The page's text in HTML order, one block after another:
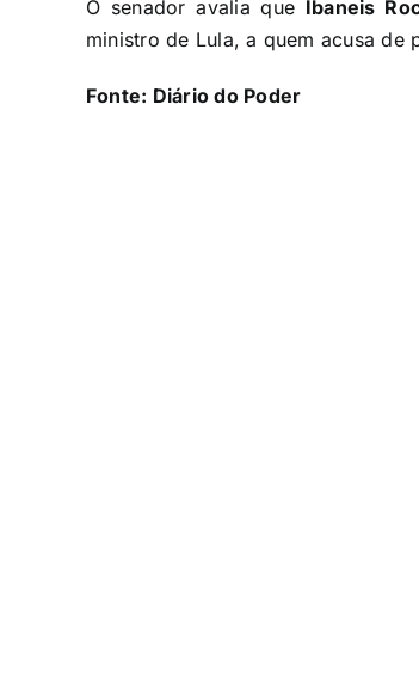
O senador avalia que Ibaneis
ministro de Lula, a quem acusa de
Fonte: Diário do Poder